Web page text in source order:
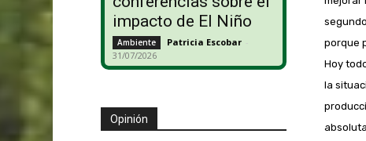
impacto de El Niño
Ambiente Patricia Escobar -
31/07/2026
Opinión
porque
Hoy
la